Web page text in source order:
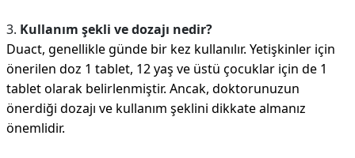
3. Kullanım şekli ve dozajı nedir?
Duact, genellikle günde bir kez kullanılır. Yetişkinler için
önerilen doz 1 tablet, 12 yaş ve üstü çocuklar için de 1
tablet olarak belirlenmiştir. Ancak, doktorunuzun
önerdiği dozajı ve kullanım şeklini dikkate almanız
önemlidir.